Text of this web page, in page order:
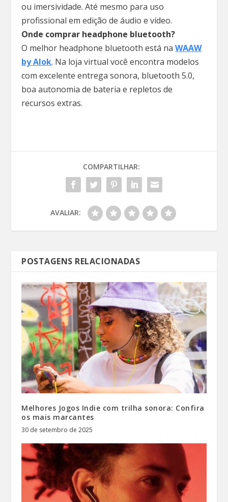
ou imersividade. Até mesmo para uso
profissional em edição de áudio e vídeo.
Onde comprar headphone bluetooth?
O melhor headphone bluetooth está naWAAW
by Alok. Na loja virtual você encontra modelos
com excelente entrega sonora, bluetooth 5.0,
boa autonomia de bateria e repletos de
recursos extras.
COMPARTILHAR:
AVALIAR:
POSTAGENS RELACIONADAS
Melhores Jogos Indie com trilha sonora: Confira
os mais marcantes
30 de setembro de 2025